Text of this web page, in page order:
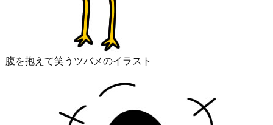
腹を抱えて笑うツバメのイラスト